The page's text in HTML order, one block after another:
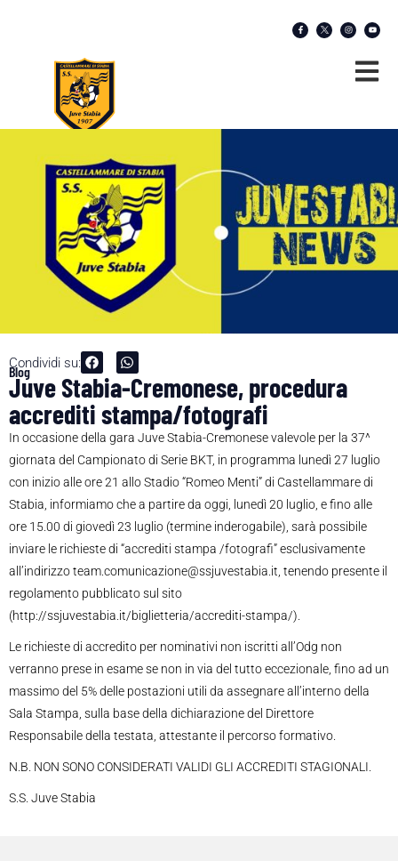
Condividi su:
Blog
Juve Stabia-Cremonese, procedura
accrediti stampa/fotografi
In occasione della gara Juve Stabia-Cremonese valevole per la 37^
giornata del Campionato di Serie BKT, in programma lunedì 27 luglio
con inizio alle ore 21 allo Stadio “Romeo Menti” di Castellammare di
Stabia, informiamo che a partire da oggi, lunedì 20 luglio, e fino alle
ore 15.00 di giovedì 23 luglio (termine inderogabile), sarà possibile
inviare le richieste di “accrediti stampa /fotografi” esclusivamente
all’indirizzo team.comunicazione@ssjuvestabia.it, tenendo presente il
regolamento pubblicato sul sito
(http://ssjuvestabia.it/biglietteria/accrediti-stampa/).
Le richieste di accredito per nominativi non iscritti all’Odg non
verranno prese in esame se non in via del tutto eccezionale, fino ad un
massimo del 5% delle postazioni utili da assegnare all’interno della
Sala Stampa, sulla base della dichiarazione del Direttore
Responsabile della testata, attestante il percorso formativo.
N.B. NON SONO CONSIDERATI VALIDI GLI ACCREDITI STAGIONALI.
S.S. Juve Stabia